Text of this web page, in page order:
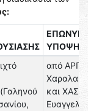
από
και
Ευαγγελία